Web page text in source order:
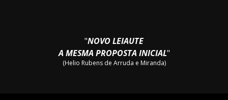
"NOVO LEIAUTE
A MESMA PROPOSTA INICIAL"
(Helio Rubens de Arruda e Miranda)